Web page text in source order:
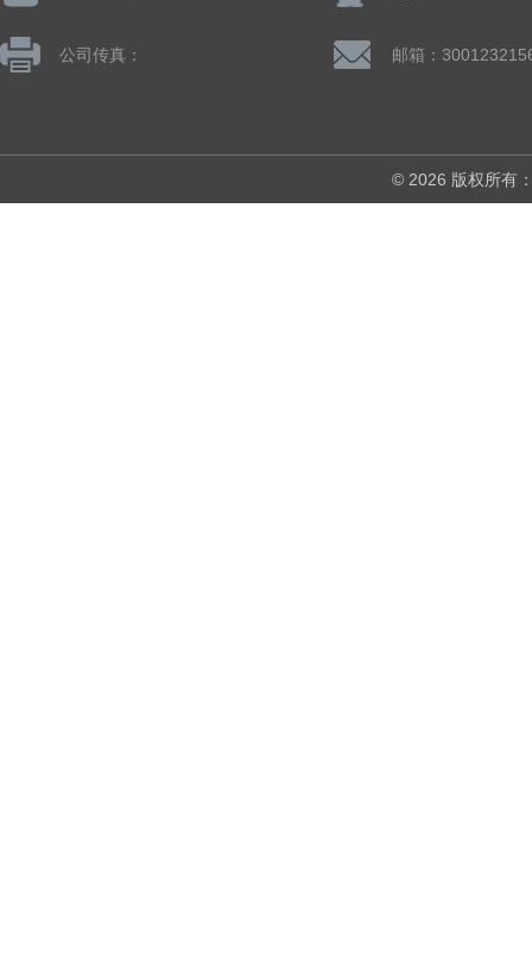
公司传真： 邮箱：
© 2026 版权所有